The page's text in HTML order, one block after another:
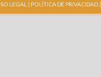
LEGAL | POLÍTICA DE PRIVACIDAD |